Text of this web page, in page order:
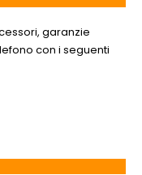
garanzie
con i seguenti